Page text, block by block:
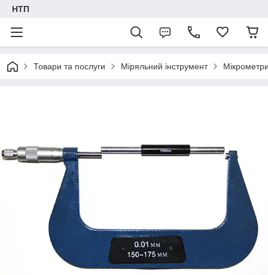
НТП
Товари та послуги Міряльний інструмент